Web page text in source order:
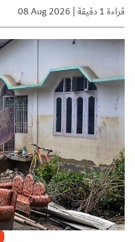
08 Aug 2026 | قراءة 1 دقيقة